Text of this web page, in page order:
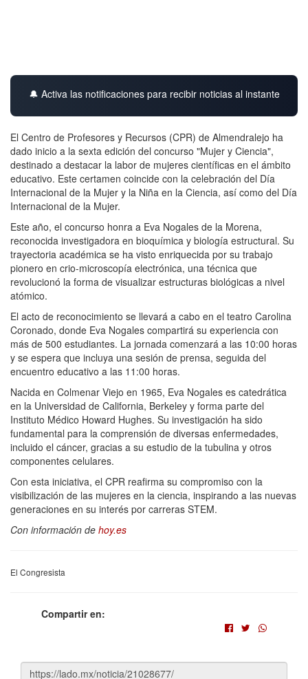
🔔 Activa las notificaciones para recibir noticias al instante
El Centro de Profesores y Recursos (CPR) de Almendralejo ha
dado inicio a la sexta edición del concurso "Mujer y Ciencia",
destinado a destacar la labor de mujeres científicas en el ámbito
educativo. Este certamen coincide con la celebración del Día
Internacional de la Mujer y la Niña en la Ciencia, así como del Día
Internacional de la Mujer.
Este año, el concurso honra a Eva Nogales de la Morena,
reconocida investigadora en bioquímica y biología estructural. Su
trayectoria académica se ha visto enriquecida por su trabajo
pionero en crio-microscopía electrónica, una técnica que
revolucionó la forma de visualizar estructuras biológicas a nivel
atómico.
El acto de reconocimiento se llevará a cabo en el teatro Carolina
Coronado, donde Eva Nogales compartirá su experiencia con
más de 500 estudiantes. La jornada comenzará a las 10:00 horas
y se espera que incluya una sesión de prensa, seguida del
encuentro educativo a las 11:00 horas.
Nacida en Colmenar Viejo en 1965, Eva Nogales es catedrática
en la Universidad de California, Berkeley y forma parte del
Instituto Médico Howard Hughes. Su investigación ha sido
fundamental para la comprensión de diversas enfermedades,
incluido el cáncer, gracias a su estudio de la tubulina y otros
componentes celulares.
Con esta iniciativa, el CPR reafirma su compromiso con la
visibilización de las mujeres en la ciencia, inspirando a las nuevas
generaciones en su interés por carreras STEM.
Con información de hoy.es
El Congresista
Compartir en: